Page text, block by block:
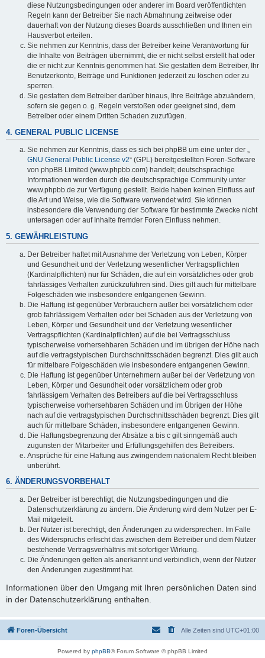
diese Nutzungsbedingungen oder anderer im Board veröffentlichten
Regeln kann der Betreiber Sie nach Abmahnung zeitweise oder
dauerhaft von der Nutzung dieses Boards ausschließen und Ihnen ein
Hausverbot erteilen.
Sie nehmen zur Kenntnis, dass der Betreiber keine Verantwortung für
die Inhalte von Beiträgen übernimmt, die er nicht selbst erstellt hat oder
die er nicht zur Kenntnis genommen hat. Sie gestatten dem Betreiber, Ihr
Benutzerkonto, Beiträge und Funktionen jederzeit zu löschen oder zu
sperren.
Sie gestatten dem Betreiber darüber hinaus, Ihre Beiträge abzuändern,
sofern sie gegen o. g. Regeln verstoßen oder geeignet sind, dem
Betreiber oder einem Dritten Schaden zuzufügen.
4. GENERAL PUBLIC LICENSE
Sie nehmen zur Kenntnis, dass es sich bei phpBB um eine unter der „
GNU General Public License v2“ (GPL) bereitgestellten Foren-Software
von phpBB Limited (www.phpbb.com) handelt; deutschsprachige
Informationen werden durch die deutschsprachige Community unter
www.phpbb.de zur Verfügung gestellt. Beide haben keinen Einfluss auf
die Art und Weise, wie die Software verwendet wird. Sie können
insbesondere die Verwendung der Software für bestimmte Zwecke nicht
untersagen oder auf Inhalte fremder Foren Einfluss nehmen.
5. GEWÄHRLEISTUNG
Der Betreiber haftet mit Ausnahme der Verletzung von Leben, Körper
und Gesundheit und der Verletzung wesentlicher Vertragspflichten
(Kardinalpflichten) nur für Schäden, die auf ein vorsätzliches oder grob
fahrlässiges Verhalten zurückzuführen sind. Dies gilt auch für mittelbare
Folgeschäden wie insbesondere entgangenen Gewinn.
Die Haftung ist gegenüber Verbrauchern außer bei vorsätzlichem oder
grob fahrlässigem Verhalten oder bei Schäden aus der Verletzung von
Leben, Körper und Gesundheit und der Verletzung wesentlicher
Vertragspflichten (Kardinalpflichten) auf die bei Vertragsschluss
typischerweise vorhersehbaren Schäden und im übrigen der Höhe nach
auf die vertragstypischen Durchschnittsschäden begrenzt. Dies gilt auch
für mittelbare Folgeschäden wie insbesondere entgangenen Gewinn.
Die Haftung ist gegenüber Unternehmern außer bei der Verletzung von
Leben, Körper und Gesundheit oder vorsätzlichem oder grob
fahrlässigem Verhalten des Betreibers auf die bei Vertragsschluss
typischerweise vorhersehbaren Schäden und im Übrigen der Höhe
nach auf die vertragstypischen Durchschnittsschäden begrenzt. Dies gilt
auch für mittelbare Schäden, insbesondere entgangenen Gewinn.
Die Haftungsbegrenzung der Absätze a bis c gilt sinngemäß auch
zugunsten der Mitarbeiter und Erfüllungsgehilfen des Betreibers.
Ansprüche für eine Haftung aus zwingendem nationalem Recht bleiben
unberührt.
6. ÄNDERUNGSVORBEHALT
Der Betreiber ist berechtigt, die Nutzungsbedingungen und die
Datenschutzerklärung zu ändern. Die Änderung wird dem Nutzer per E-
Mail mitgeteilt.
Der Nutzer ist berechtigt, den Änderungen zu widersprechen. Im Falle
des Widerspruchs erlischt das zwischen dem Betreiber und dem Nutzer
bestehende Vertragsverhältnis mit sofortiger Wirkung.
Die Änderungen gelten als anerkannt und verbindlich, wenn der Nutzer
den Änderungen zugestimmt hat.
Informationen über den Umgang mit Ihren persönlichen Daten sind
in der Datenschutzerklärung enthalten.
Foren-Übersicht Alle Zeiten sind UTC+01:00
Powered by phpBB® Forum Software © phpBB Limited